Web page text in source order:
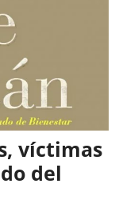
víctimas
del